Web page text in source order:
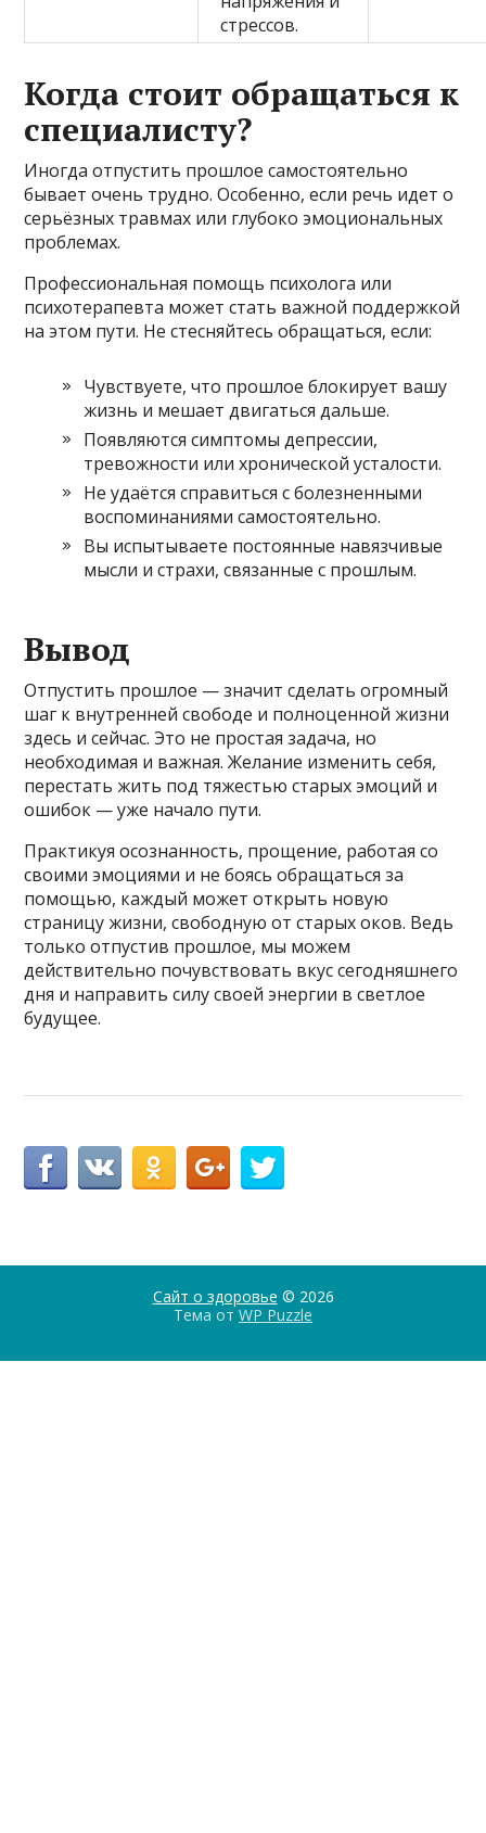
стрессов.
Когда стоит обращаться к
специалисту?
Иногда отпустить прошлое самостоятельно
бывает очень трудно. Особенно, если речь идет о
серьёзных травмах или глубоко эмоциональных
проблемах.
Профессиональная помощь психолога или
психотерапевта может стать важной поддержкой
на этом пути. Не стесняйтесь обращаться, если:
Чувствуете, что прошлое блокирует вашу
жизнь и мешает двигаться дальше.
Появляются симптомы депрессии,
тревожности или хронической усталости.
Не удаётся справиться с болезненными
воспоминаниями самостоятельно.
Вы испытываете постоянные навязчивые
мысли и страхи, связанные с прошлым.
Вывод
Отпустить прошлое — значит сделать огромный
шаг к внутренней свободе и полноценной жизни
здесь и сейчас. Это не простая задача, но
необходимая и важная. Желание изменить себя,
перестать жить под тяжестью старых эмоций и
ошибок — уже начало пути.
Практикуя осознанность, прощение, работая со
своими эмоциями и не боясь обращаться за
помощью, каждый может открыть новую
страницу жизни, свободную от старых оков. Ведь
только отпустив прошлое, мы можем
действительно почувствовать вкус сегодняшнего
дня и направить силу своей энергии в светлое
будущее.
Сайт о здоровье © 2026
Тема от WP Puzzle